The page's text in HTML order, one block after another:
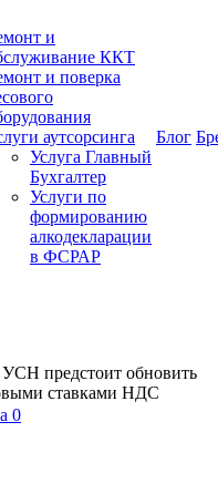
и
ККТ
и поверка
аутсорсинга
Услуга Главный
Бухгалтер
Услуги по
формированию
алкодекларации
в ФСРАР
Блог
предстоит обновить
ставками НДС
0